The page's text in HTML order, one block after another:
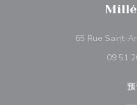
65 Rue Saint-
09 51